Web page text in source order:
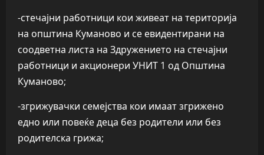
-стечајни работници кои живеат на територија
на општина Куманово и се евидентирани на
соодветна листа на Здружението на стечајни
работници и акционери УНИТ 1 од Општина
Куманово;
-згрижувачки семејства кои имаат згрижено
едно или повеќе деца без родители или без
родителска грижа;